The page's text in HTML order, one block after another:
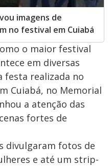
imagens de
no festival em Cuiabá
o maior festival
em diversas
festa realizada no
Cuiabá, no Memorial
a atenção das
fortes de
divulgaram fotos de
e até um strip-